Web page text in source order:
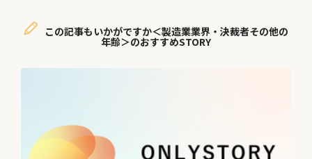
この記事もいかがですか＜製造業業界・決裁者その他の
年齢＞のおすすめSTORY